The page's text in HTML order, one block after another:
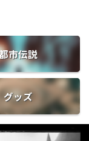
市伝説
グッズ